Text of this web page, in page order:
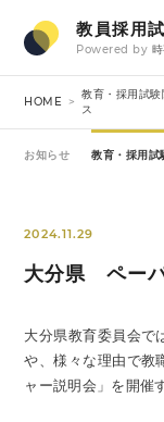
教員採用
Powered by
HOME
教育・採用試験
ス
お知らせ 教育・採用試
2024.11.29
大分県 ペー
大分県教育委員会で
や、様々な理由で教
ャー説明会」を開催